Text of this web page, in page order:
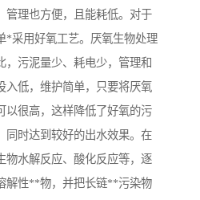
管理也方便，且能耗低。对于
*采用好氧工艺。厌氧生物处理
，污泥量少、耗电少，管理和
入低，维护简单，只要将厌氧
以很高，这样降低了好氧的污
同时达到较好的出水效果。在
物水解反应、酸化反应等，逐
解性**物，并把长链**污染物